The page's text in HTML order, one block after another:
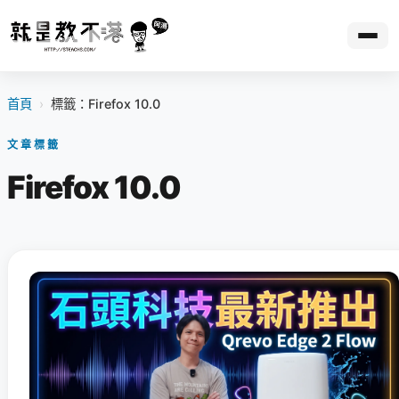
首頁 › 標籤：Firefox 10.0
文章標籤
Firefox 10.0